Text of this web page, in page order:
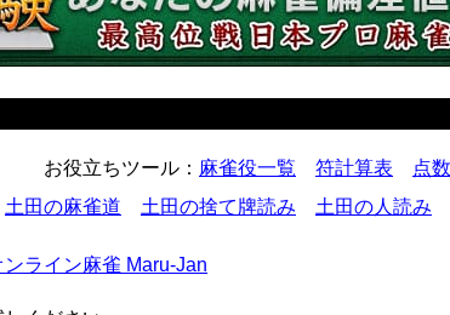
お役立ちツール ： 麻雀役一覧 符計算表 点
土田の麻雀道 土田の捨て牌読み 土田の人読み
ンライン麻雀 Maru-Jan